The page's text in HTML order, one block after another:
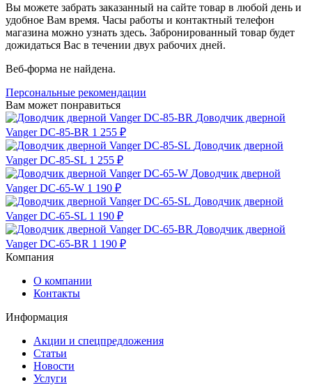
Вы можете забрать заказанный на сайте товар в любой день и
удобное Вам время. Часы работы и контактный телефон
магазина можно узнать здесь. Забронированный товар будет
дожидаться Вас в течении двух рабочих дней.
Веб-форма не найдена.
Персональные рекомендации
Вам может понравиться
Доводчик дверной
Vanger DC-85-BR 1 255 ₽
Доводчик дверной
Vanger DC-85-SL 1 255 ₽
Доводчик дверной
Vanger DC-65-W 1 190 ₽
Доводчик дверной
Vanger DC-65-SL 1 190 ₽
Доводчик дверной
Vanger DC-65-BR 1 190 ₽
Компания
О компании
Контакты
Информация
Акции и спецпредложения
Статьи
Новости
Услуги